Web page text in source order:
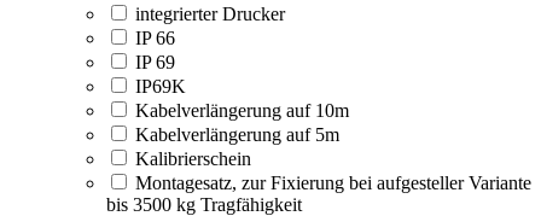
integrierter Drucker
IP 66
IP 69
IP69K
Kabelverlängerung auf 10m
Kabelverlängerung auf 5m
Kalibrierschein
Montagesatz, zur Fixierung bei aufgesteller Variante
bis 3500 kg Tragfähigkeit